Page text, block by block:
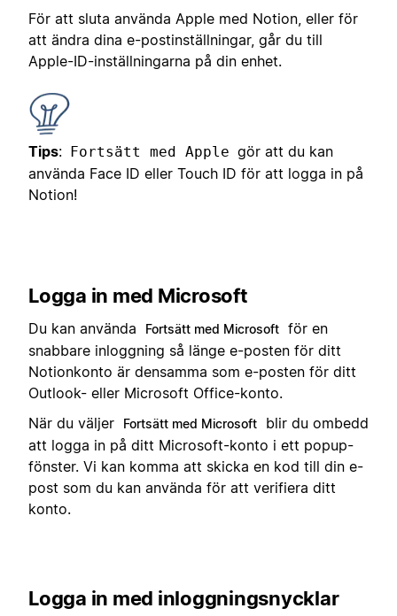
För att sluta använda Apple med Notion, eller för
att ändra dina e-postinställningar, går du till
Apple-ID-inställningarna på din enhet.
Tips: Fortsätt med Apple gör att du kan
använda Face ID eller Touch ID för att logga in på
Notion!
Logga in med Microsoft
Du kan använda Fortsätt med Microsoft för en
snabbare inloggning så länge e-posten för ditt
Notionkonto är densamma som e-posten för ditt
Outlook- eller Microsoft Office-konto.
När du väljer
Fortsätt med Microsoft
blir du ombedd
att logga in på ditt Microsoft-konto i ett popup-
fönster. Vi kan komma att skicka en kod till din e-
post som du kan använda för att verifiera ditt
konto.
Logga in med inloggningsnycklar